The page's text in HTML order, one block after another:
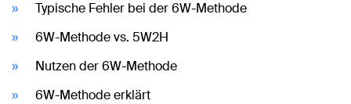
Typische Fehler bei der 6W-Methode
6W-Methode vs. 5W2H
Nutzen der 6W-Methode
6W-Methode erklärt